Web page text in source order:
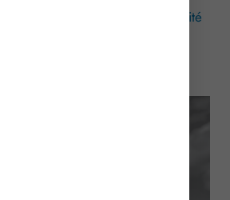
: « Simulateur d’indemnité
simulateur pour l’aide aux «